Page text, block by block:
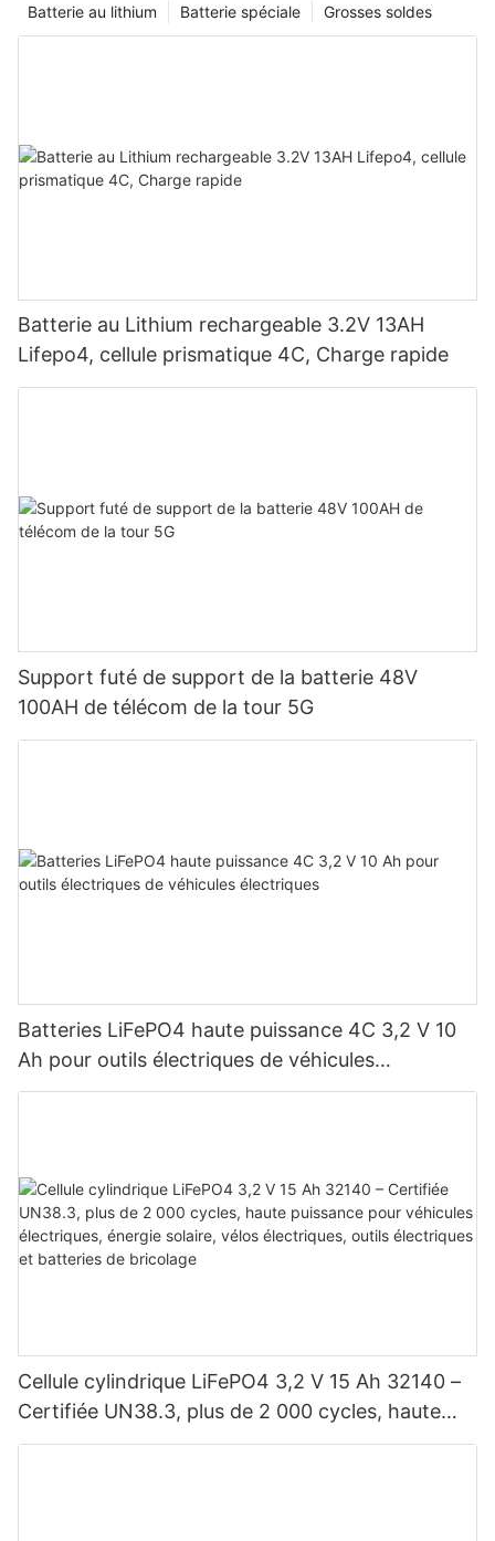
Grosses soldes
Batterie spéciale
Batterie au lithium
Batterie au Lithium rechargeable 3.2V 13AH
Lifepo4, cellule prismatique 4C, Charge rapide
Support futé de support de la batterie 48V
100AH ​​de télécom de la tour 5G
Batteries LiFePO4 haute puissance 4C 3,2 V 10
Ah pour outils électriques de véhicules
électriques
Cellule cylindrique LiFePO4 3,2 V 15 Ah 32140 –
Certifiée UN38.3, plus de 2 000 cycles, haute
puissance pour véhicules électriques, énergie